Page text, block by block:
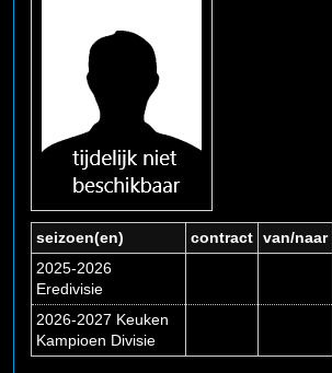
seizoen(en) contract van/naar
2025-2026
Eredivisie
2026-2027 Keuken
Kampioen Divisie